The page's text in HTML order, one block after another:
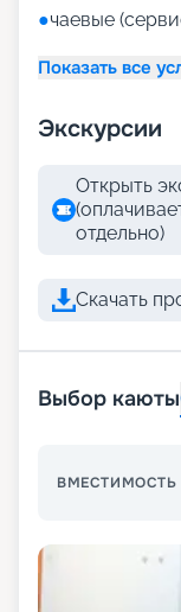
●чаевые
Показать все
Экскурсии
Открыть
отдельно)
Скачать
Выбор каюты
ВМЕСТИМОСТЬ